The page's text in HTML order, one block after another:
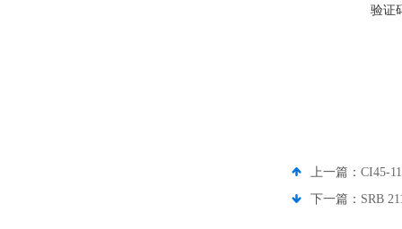
验证
上一篇： CI45-
下一篇： SRB